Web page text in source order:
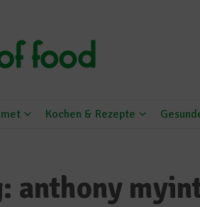
Kochen & Rezepte
anthony